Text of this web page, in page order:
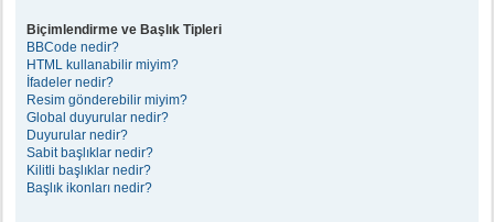
Biçimlendirme ve Başlık Tipleri
BBCode nedir?
HTML kullanabilir miyim?
İfadeler nedir?
Resim gönderebilir miyim?
Global duyurular nedir?
Duyurular nedir?
Sabit başlıklar nedir?
Kilitli başlıklar nedir?
Başlık ikonları nedir?